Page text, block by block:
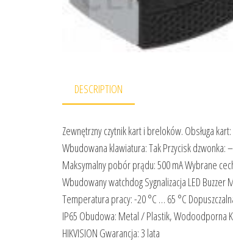
DESCRIPTION
Zewnętrzny czytnik kart i breloków. Obsługa
Wbudowana klawiatura: Tak Przycisk dzwonka:
Maksymalny pobór prądu: 500 mA Wybrane
Wbudowany watchdog Sygnalizacja LED
Temperatura pracy: -20 °C … 65 °C
IP65 Obudowa: Metal / Plastik, Wodoodporna
HIKVISION Gwarancja: 3 lata